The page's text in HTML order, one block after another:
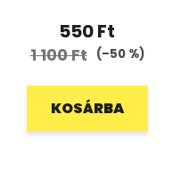
550 Ft
1 100 Ft (–50 %)
KOSÁRBA